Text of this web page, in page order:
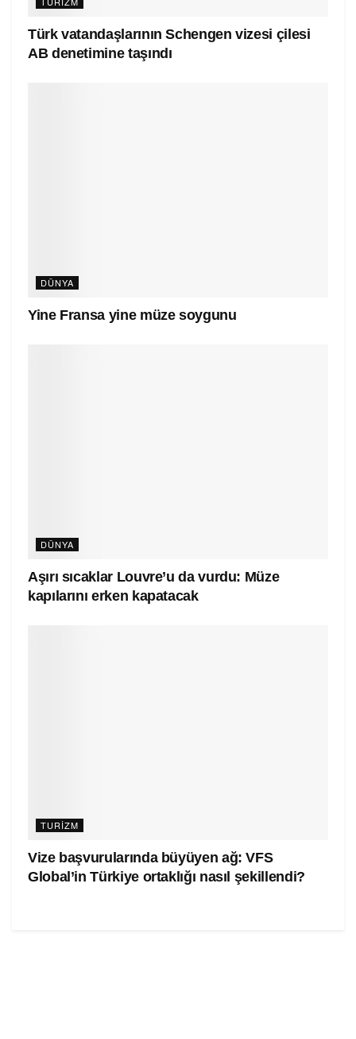
Türk vatandaşlarının Schengen vizesi çilesi
AB denetimine taşındı
DÜNYA
Yine Fransa yine müze soygunu
DÜNYA
Aşırı sıcaklar Louvre’u da vurdu: Müze
kapılarını erken kapatacak
TURIZM
Vize başvurularında büyüyen ağ: VFS
Global’in Türkiye ortaklığı nasıl şekillendi?